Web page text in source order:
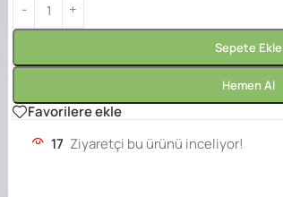
Sepete Ekle
Hemen Al
Favorilere ekle
17 Ziyaretçi bu ürünü inceliyor!